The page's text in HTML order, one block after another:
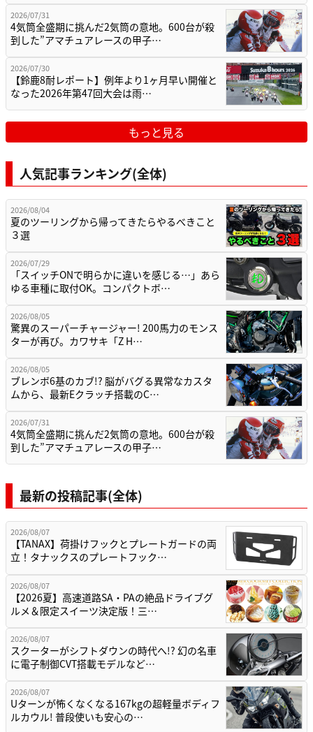
2026/07/31
4気筒全盛期に挑んだ2気筒の意地。600台が殺
到した”アマチュアレースの甲子…
2026/07/30
【鈴鹿8耐レポート】例年より1ヶ月早い開催と
なった2026年第47回大会は雨…
もっと見る
人気記事ランキング(全体)
2026/08/04
夏のツーリングから帰ってきたらやるべきこと
３選
2026/07/29
「スイッチONで明らかに違いを感じる…」あら
ゆる車種に取付OK。コンパクトボ…
2026/08/05
驚異のスーパーチャージャー! 200馬力のモンス
ターが再び。カワサキ「Z H…
2026/08/05
ブレンボ6基のカブ!? 脳がバグる異常なカスタ
ムから、最新Eクラッチ搭載のC…
2026/07/31
4気筒全盛期に挑んだ2気筒の意地。600台が殺
到した”アマチュアレースの甲子…
最新の投稿記事(全体)
2026/08/07
【TANAX】荷掛けフックとプレートガードの両
立！タナックスのプレートフック…
2026/08/07
【2026夏】高速道路SA・PAの絶品ドライブグ
ルメ＆限定スイーツ決定版！三…
2026/08/07
スクーターがシフトダウンの時代へ!? 幻の名車
に電子制御CVT搭載モデルなど…
2026/08/07
Uターンが怖くなくなる167kgの超軽量ボディフ
ルカウル! 普段使いも安心の…